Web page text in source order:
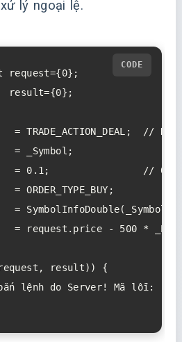
lý ngoại lệ.
request={0};
result={0};
TRADE_ACTION_DEAL;  //
= _Symbol;
= 0.1;                // 0.1
ORDER_TYPE_BUY;
= request.price - 500 *
result)) {
lệnh do Server! Mã lỗi: ",